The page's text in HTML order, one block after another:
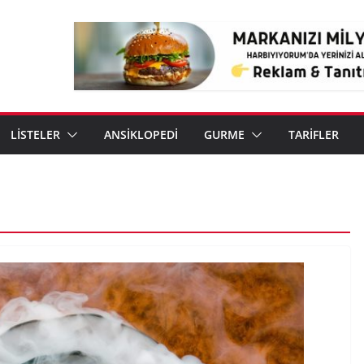
LİSTELER ANSİKLOPEDİ GURME TARİFLER